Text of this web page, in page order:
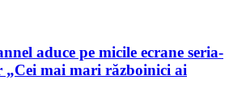
aduce pe micile ecrane seria-
„Cei mai mari războinici ai